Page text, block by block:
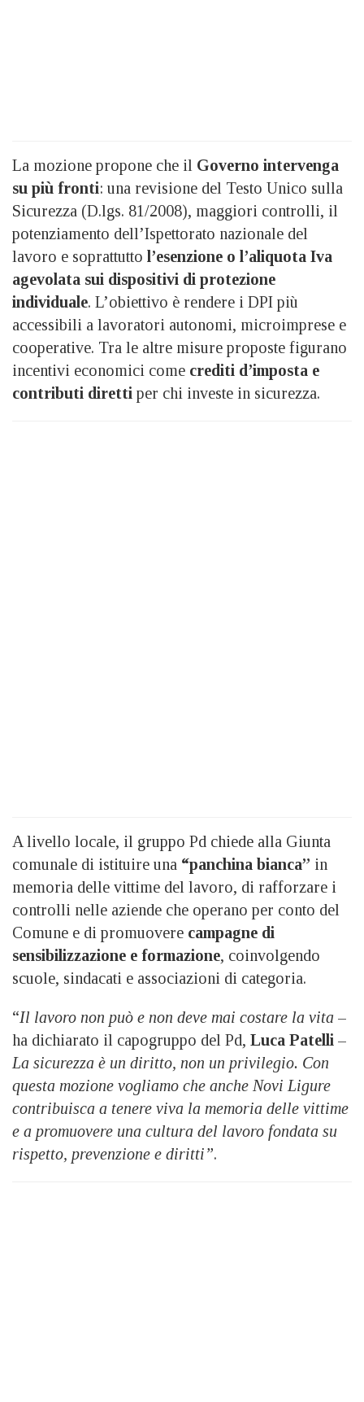
La mozione propone che il Governo intervenga
su più fronti: una revisione del Testo Unico sulla
Sicurezza (D.lgs. 81/2008), maggiori controlli, il
potenziamento dell’Ispettorato nazionale del
lavoro e soprattutto l’esenzione o l’aliquota Iva
agevolata sui dispositivi di protezione
individuale. L’obiettivo è rendere i DPI più
accessibili a lavoratori autonomi, microimprese e
cooperative. Tra le altre misure proposte figurano
incentivi economici come crediti d’imposta e
contributi diretti per chi investe in sicurezza.
A livello locale, il gruppo Pd chiede alla Giunta
comunale di istituire una “panchina bianca” in
memoria delle vittime del lavoro, di rafforzare i
controlli nelle aziende che operano per conto del
Comune e di promuovere campagne di
sensibilizzazione e formazione, coinvolgendo
scuole, sindacati e associazioni di categoria.
“Il lavoro non può e non deve mai costare la vita –
ha dichiarato il capogruppo del Pd, Luca Patelli –
La sicurezza è un diritto, non un privilegio. Con
questa mozione vogliamo che anche Novi Ligure
contribuisca a tenere viva la memoria delle vittime
e a promuovere una cultura del lavoro fondata su
rispetto, prevenzione e diritti”.